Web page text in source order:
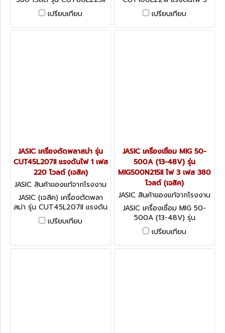
กระแสการตัด 20-80 แอมป์ สา
มารตัดแบบเซาะร่องและตัดแบบ
ตาข่าย ความหนาในการตัด
เปรียบเทียบ
เฟส 380 โวลต์ ความหนาในการ
ตัดสูงสุด 40 มม. ระบบป้องกัน
IP21S (เจสิค)
เปรียบเทียบ
JASIC เครื่องตัดพลาสม่า รุ่น
CUT45L207II แรงดันไฟ 1 เฟส
220 โวลต์ (เจสิค)
JASIC สินค้าของแท้จากโรงงาน
ผู้ผลิต CUT45L207II
JASIC (เจสิค) เครื่องตัดพลา
สม่า รุ่น CUT45L207II แรงดัน
ไฟ 1 เฟส 220 โวลต์ ความหนา
ในการตัดสูงสุด 15 มม. ระบบ
เปรียบเทียบ
JASIC เครื่องเชื่อม MIG 50-
500A (13-48V) รุ่น
MIG500N215II ไฟ 3 เฟส 380
โวลต์ (เจสิค)
JASIC สินค้าของแท้จากโรงงาน
ผู้ผลิต MIG500N215II
JASIC เครื่องเชื่อม MIG 50-
500A (13-48V) รุ่น
MIG500N215II ไฟ 3 เฟส 380
โวลต์ มีระบบ MMA และ Lift
TIG ระบบเช็คแก๊สและเช็คลวด
เปรียบเทียบ